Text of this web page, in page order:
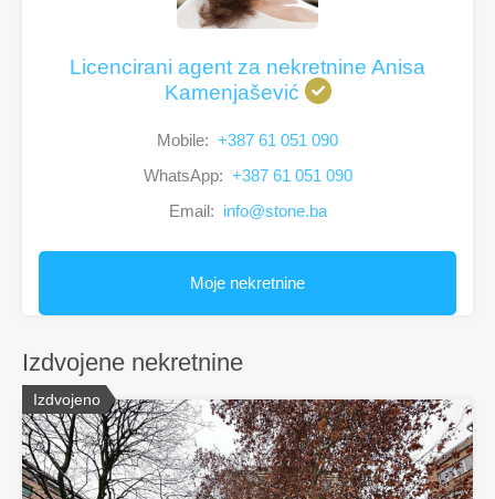
Licencirani agent za nekretnine Anisa
Kamenjašević
Mobile: +387 61 051 090
WhatsApp: +387 61 051 090
Email: info@stone.ba
Moje nekretnine
Izdvojene nekretnine
Izdvojeno